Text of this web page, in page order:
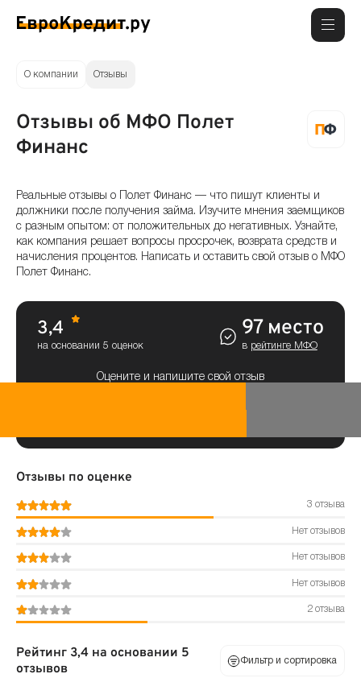
О компании Отзывы
Отзывы об МФО Полет
Финанс
Реальные отзывы о Полет Финанс — что пишут клиенты и
должники после получения займа. Изучите мнения заемщиков
с разным опытом: от положительных до негативных. Узнайте,
как компания решает вопросы просрочек, возврата средств и
начисления процентов. Написать и оставить свой отзыв о МФО
Полет Финанс.
3,4
на основании 5 оценок
97 место
в рейтинге МФО
Оцените и напишите свой отзыв
Отзывы по оценке
3 отзыва
Нет отзывов
Нет отзывов
Нет отзывов
2 отзыва
Рейтинг 3,4 на основании 5
отзывов
Фильтр и сортировка